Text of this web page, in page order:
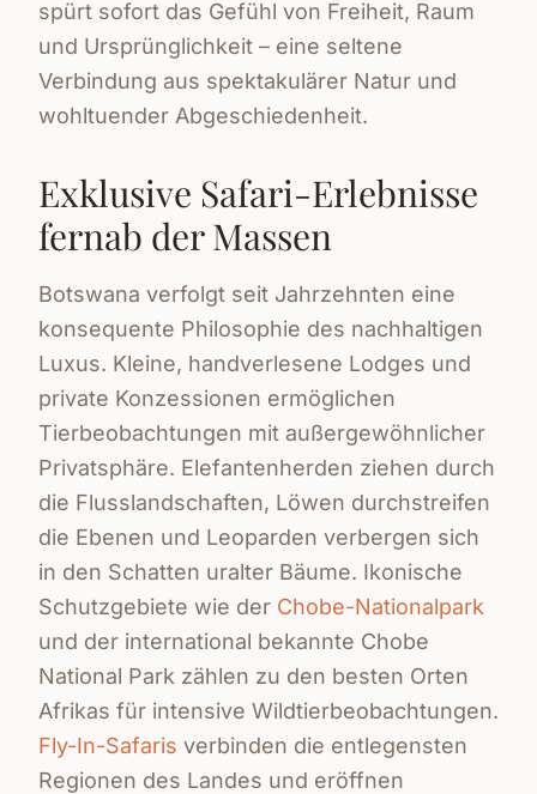
spürt sofort das Gefühl von Freiheit, Raum
und Ursprünglichkeit – eine seltene
Verbindung aus spektakulärer Natur und
wohltuender Abgeschiedenheit.
Exklusive Safari-Erlebnisse
fernab der Massen
Botswana verfolgt seit Jahrzehnten eine
konsequente Philosophie des nachhaltigen
Luxus. Kleine, handverlesene Lodges und
private Konzessionen ermöglichen
Tierbeobachtungen mit außergewöhnlicher
Privatsphäre. Elefantenherden ziehen durch
die Flusslandschaften, Löwen durchstreifen
die Ebenen und Leoparden verbergen sich
in den Schatten uralter Bäume. Ikonische
Schutzgebiete wie der Chobe-Nationalpark
und der international bekannte Chobe
National Park zählen zu den besten Orten
Afrikas für intensive Wildtierbeobachtungen.
Fly-In-Safaris verbinden die entlegensten
Regionen des Landes und eröffnen